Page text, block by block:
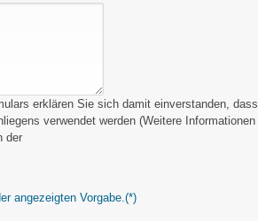
erklären Sie sich damit einverstanden, dass
verwendet werden (Weitere Informationen
der
angezeigten Vorgabe.(*)